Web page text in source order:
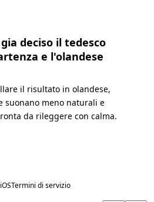
deciso il tedesco
e l'olandese
il risultato in olandese,
suonano meno naturali e
da rileggere con calma.
Termini di servizio